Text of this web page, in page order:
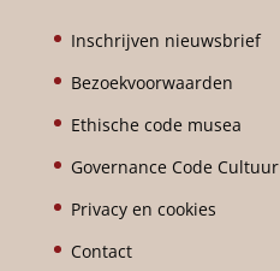
Inschrijven nieuwsbrief
Bezoekvoorwaarden
Ethische code musea
Governance Code Cultuur
Privacy en cookies
Contact